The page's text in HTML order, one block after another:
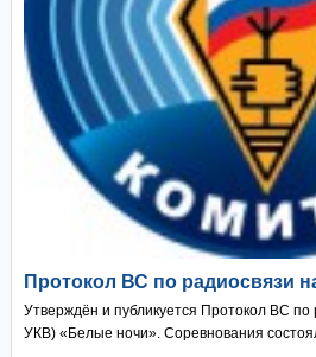
Протокол ВС по радиосвязи
Утверждён и публикуется Протокол ВС по
УКВ) «Белые ночи». Соревнования